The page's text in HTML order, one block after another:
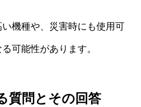
機種や、災害時にも使用可
可能性があります。
質問とその回答